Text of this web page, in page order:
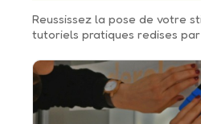
Reussissez la pose de votre
tutoriels pratiques redises